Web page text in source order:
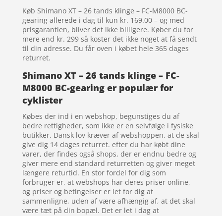
Køb Shimano XT – 26 tands klinge – FC-M8000 BC-
gearing allerede i dag til kun kr. 169.00 – og med
prisgarantien, bliver det ikke billigere. Køber du for
mere end kr. 299 så koster det ikke noget at få sendt
til din adresse. Du får oven i købet hele 365 dages
returret.
Shimano XT – 26 tands klinge – FC-
M8000 BC-gearing er populær for
cyklister
Købes der ind i en webshop, begunstiges du af
bedre rettigheder, som ikke er en selvfølge i fysiske
butikker. Dansk lov kræver af webshoppen, at de skal
give dig 14 dages returret. efter du har købt dine
varer, der findes også shops, der er endnu bedre og
giver mere end standard returretten og giver meget
længere returtid. En stor fordel for dig som
forbruger er, at webshops har deres priser online,
og priser og betingelser er let for dig at
sammenligne, uden af være afhængig af, at det skal
være tæt på din bopæl. Det er let i dag at